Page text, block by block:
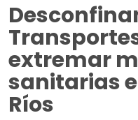
extremar
sanitarias
Ríos